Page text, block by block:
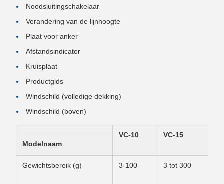
Noodsluitingschakelaar
Verandering van de lijnhoogte
Plaat voor anker
Afstandsindicator
Kruisplaat
Productgids
Windschild (volledige dekking)
Windschild (boven)
VC-10
VC-15
Modelnaam
Gewichtsbereik (g) 3-100 3 tot 300